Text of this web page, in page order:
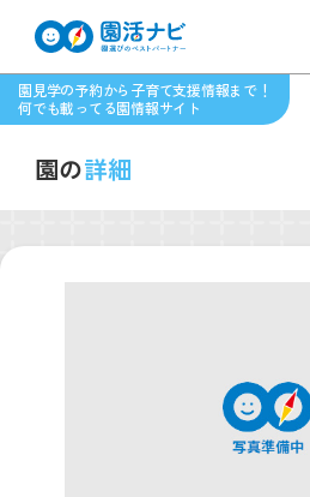
園見学の予約から子育て支援情報まで！
何でも載ってる園情報サイト
園の詳細